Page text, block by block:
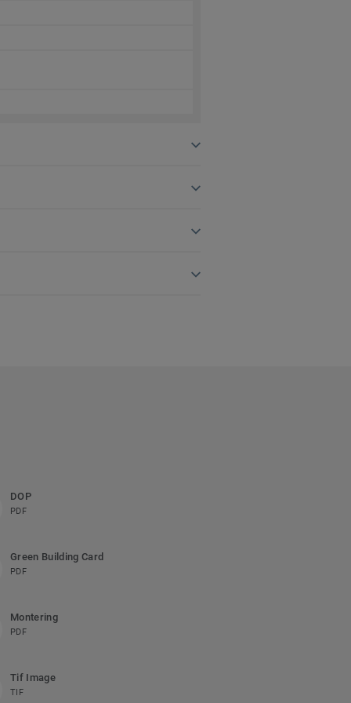
DOP
PDF
Green Building Card
PDF
Montering
PDF
Tif Image
TIF